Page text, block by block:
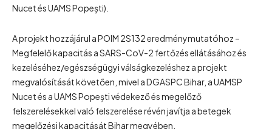
Nucet és UAMS Popești).
A projekt hozzájárul a POIM 2S132 eredménymutatóhoz –
Megfelelő kapacitás a SARS-CoV-2 fertőzés ellátásához és
kezeléséhez/egészségügyi válságkezeléshez a projekt
megvalósítását követően, mivel a DGASPC Bihar, a UAMSP
Nucet és a UAMS Popești védekező és megelőző
felszerelésekkel való felszerelése révén javítja a betegek
megelőzési kapacitását Bihar megyében.